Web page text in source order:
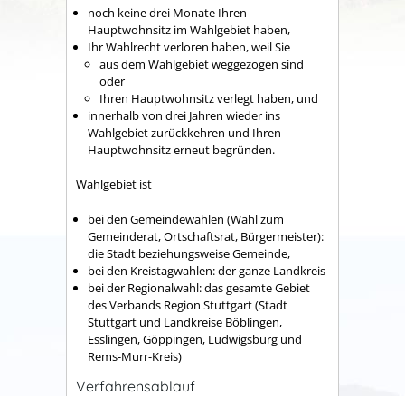
noch keine drei Monate Ihren
Hauptwohnsitz im Wahlgebiet haben,
Ihr Wahlrecht verloren haben, weil Sie
aus dem Wahlgebiet weggezogen sind
oder
Ihren Hauptwohnsitz verlegt haben, und
innerhalb von drei Jahren wieder ins
Wahlgebiet zurückkehren und Ihren
Hauptwohnsitz erneut begründen.
Wahlgebiet ist
bei den Gemeindewahlen (Wahl zum
Gemeinderat, Ortschaftsrat, Bürgermeister):
die Stadt beziehungsweise Gemeinde,
bei den Kreistagwahlen: der ganze Landkreis
bei der Regionalwahl: das gesamte Gebiet
des Verbands Region Stuttgart (Stadt
Stuttgart und Landkreise Böblingen,
Esslingen, Göppingen, Ludwigsburg und
Rems-Murr-Kreis)
Verfahrensablauf